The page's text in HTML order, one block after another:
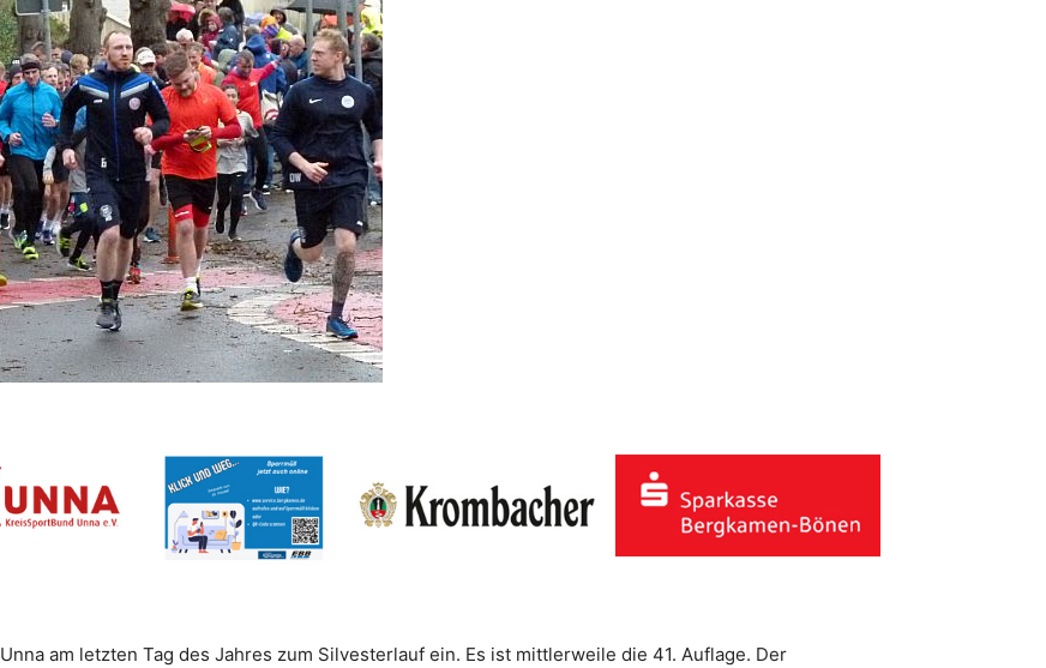
Unna am letzten Tag des Jahres zum Silvesterlauf ein. Es ist mittlerweile die 41. Auflage. Der